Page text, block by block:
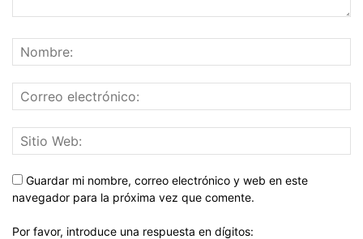
Guardar mi nombre, correo electrónico y web en este
navegador para la próxima vez que comente.
Por favor, introduce una respuesta en dígitos: